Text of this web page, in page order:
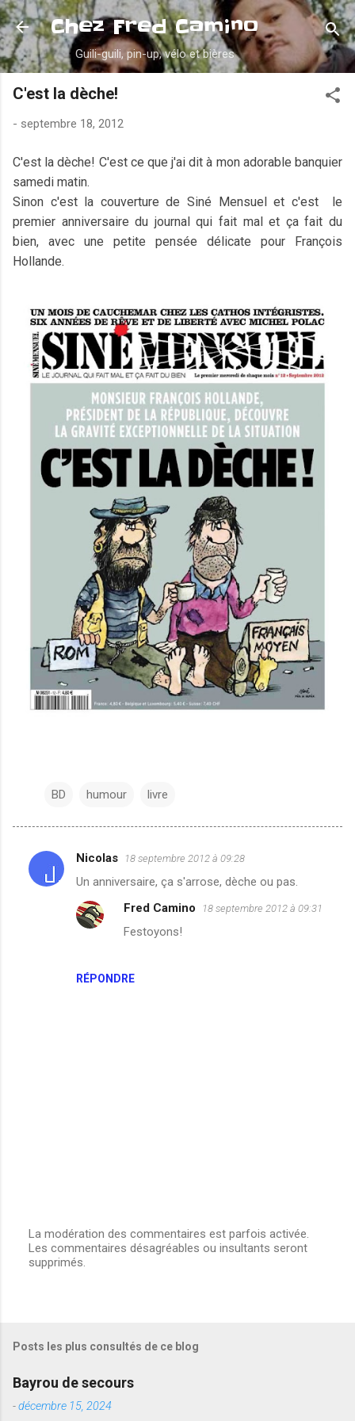
Accéder au contenu principal
Chez Fred Camino
Guili-guili, pin-up, vélo et bières
C'est la dèche!
- septembre 18, 2012
C'est la dèche! C'est ce que j'ai dit à mon adorable banquier
samedi matin.
Sinon c'est la couverture de Siné Mensuel et c'est le
premier anniversaire du journal qui fait mal et ça fait du
bien, avec une petite pensée délicate pour François
Hollande.
BD humour livre
C
o
Nicolas 18 septembre 2012 à 09:28
Un anniversaire, ça s'arrose, dèche ou pas.
RÉPONDRE
Fred Camino 18 septembre 2012 à 09:31
Festoyons!
E
n
t
e
r
u
La modération des commentaires est parfois activée.
Les commentaires désagréables ou insultants seront
supprimés.
Posts les plus consultés de ce blog
Bayrou de secours
-décembre 15, 2024